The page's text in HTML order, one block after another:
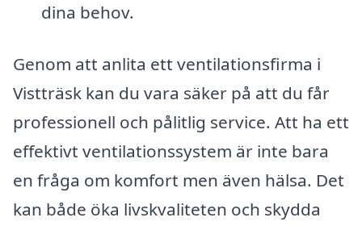
dina behov.
Genom att anlita ett ventilationsfirma i
Vistträsk kan du vara säker på att du får
professionell och pålitlig service. Att ha ett
effektivt ventilationssystem är inte bara
en fråga om komfort men även hälsa. Det
kan både öka livskvaliteten och skydda